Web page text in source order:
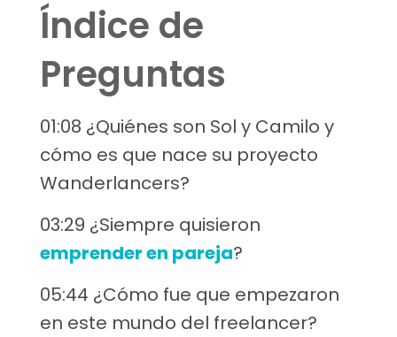
Índice de
Preguntas
01:08 ¿Quiénes son Sol y Camilo y
cómo es que nace su proyecto
Wanderlancers?
03:29 ¿Siempre quisieron
emprender en pareja?
05:44 ¿Cómo fue que empezaron
en este mundo del freelancer?